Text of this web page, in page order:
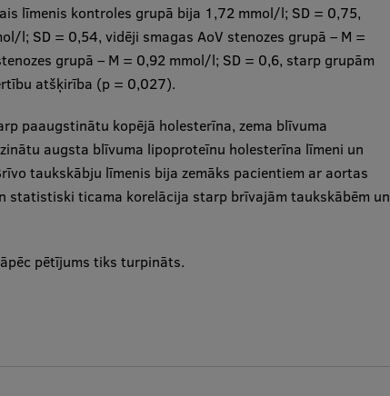
līmenis kontroles grupā bija 1,72 mmol/l; SD = 0,75,
l; SD = 0,54, vidēji smagas AoV stenozes grupā – M =
grupā – M = 0,92 mmol/l; SD = 0,6, starp grupām
atšķirība (p = 0,027).
paaugstinātu kopējā holesterīna, zema blīvuma
augsta blīvuma lipoproteīnu holesterīna līmeni un
taukskābju līmenis bija zemāks pacientiem ar aortas
statistiski ticama korelācija starp brīvajām taukskābēm un
pētījums tiks turpināts.